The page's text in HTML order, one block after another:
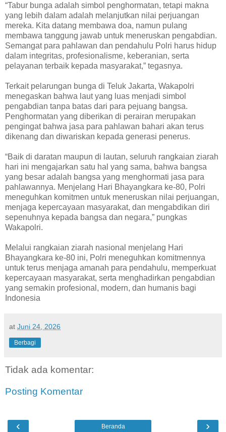
“Tabur bunga adalah simbol penghormatan, tetapi makna
yang lebih dalam adalah melanjutkan nilai perjuangan
mereka. Kita datang membawa doa, namun pulang
membawa tanggung jawab untuk meneruskan pengabdian.
Semangat para pahlawan dan pendahulu Polri harus hidup
dalam integritas, profesionalisme, keberanian, serta
pelayanan terbaik kepada masyarakat,” tegasnya.
Terkait pelarungan bunga di Teluk Jakarta, Wakapolri
menegaskan bahwa laut yang luas menjadi simbol
pengabdian tanpa batas dari para pejuang bangsa.
Penghormatan yang diberikan di perairan merupakan
pengingat bahwa jasa para pahlawan bahari akan terus
dikenang dan diwariskan kepada generasi penerus.
“Baik di daratan maupun di lautan, seluruh rangkaian ziarah
hari ini mengajarkan satu hal yang sama, bahwa bangsa
yang besar adalah bangsa yang menghormati jasa para
pahlawannya. Menjelang Hari Bhayangkara ke-80, Polri
meneguhkan komitmen untuk meneruskan nilai perjuangan,
menjaga kepercayaan masyarakat, dan mengabdikan diri
sepenuhnya kepada bangsa dan negara,” pungkas
Wakapolri.
Melalui rangkaian ziarah nasional menjelang Hari
Bhayangkara ke-80 ini, Polri meneguhkan komitmennya
untuk terus menjaga amanah para pendahulu, memperkuat
kepercayaan masyarakat, serta menghadirkan pengabdian
yang semakin profesional, modern, dan humanis bagi
Indonesia
at Juni 24, 2026
Berbagi
Tidak ada komentar:
Posting Komentar
‹ ›
Beranda